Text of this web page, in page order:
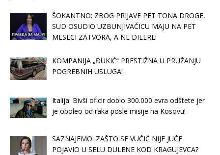
ŠOKANTNO: ZBOG PRIJAVE PET TONA DROGE,
SUD OSUDIO UZBUNJIVAČICU MAJU NA PET
MESECI ZATVORA, A NE DILERE!
KOMPANIJA „ĐUKIĆ“ PRESTIŽNA U PRUŽANJU
POGREBNIH USLUGA!
Italija: Bivši oficir dobio 300.000 evra odštete jer
je oboleo od raka posle misije na Kosovu!
SAZNAJEMO: ZAŠTO SE VUČIĆ NIJE JUČE
POJAVIO U SELU DULENE KOD KRAGUJEVCA?